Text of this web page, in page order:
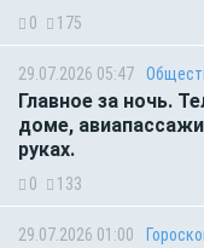
0 175
29.07.2026 05:47
Главное за ночь.
доме,
руках.
0 133
29.07.2026 01:00